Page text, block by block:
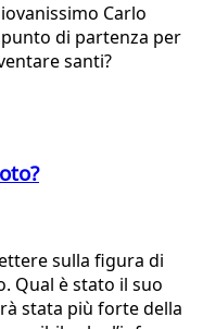
Carlo
di partenza per
santi?
sulla figura di
Qual è stato il suo
stata più forte della